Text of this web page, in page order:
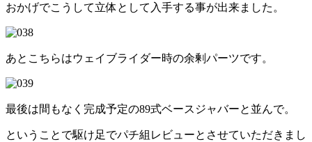
おかげでこうして立体として入手する事が出来ました。
あとこちらはウェイブライダー時の余剰パーツです。
最後は間もなく完成予定の89式ベースジャバーと並んで。
ということで駆け足でパチ組レビューとさせていただきまし